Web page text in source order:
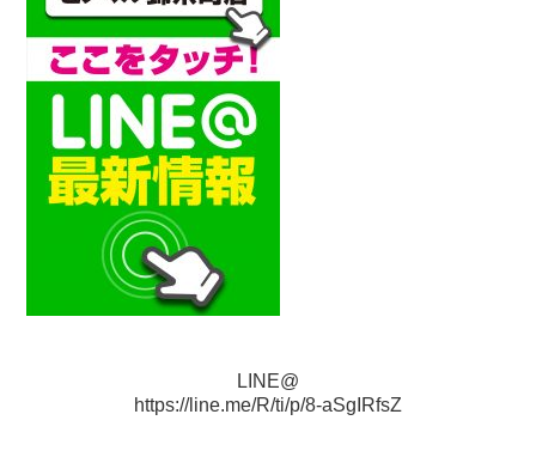
LINE@
https://line.me/R/ti/p/8-aSgIRfsZ